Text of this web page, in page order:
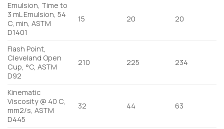
Emulsion, Time to
3 mL Emulsion, 54
C, min, ASTM
D1401
15 20 20
Flash Point,
Cleveland Open
Cup, °C, ASTM
D92
210 225 234
Kinematic
Viscosity @ 40 C,
mm2/s, ASTM
D445
32 44 63